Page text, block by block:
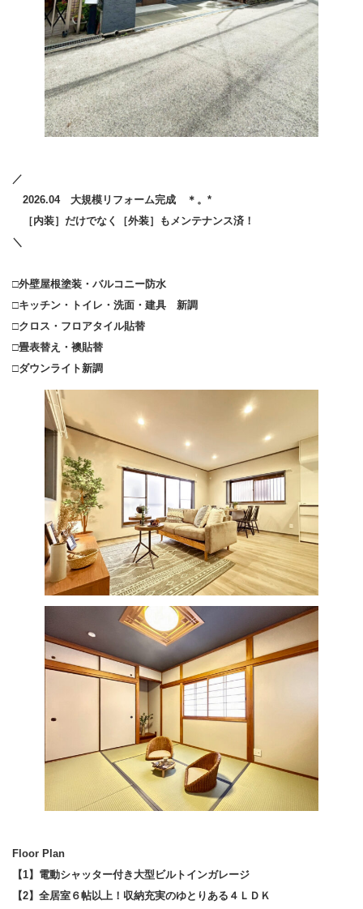
／
2026.04 大規模リフォーム完成 ＊。*
［内装］だけでなく［外装］もメンテナンス済！
＼
□外壁屋根塗装・バルコニー防水
□キッチン・トイレ・洗面・建具 新調
□クロス・フロアタイル貼替
□畳表替え・襖貼替
□ダウンライト新調
Floor Plan
【1】電動シャッター付き大型ビルトインガレージ
【2】全居室６帖以上！収納充実のゆとりある４ＬＤＫ